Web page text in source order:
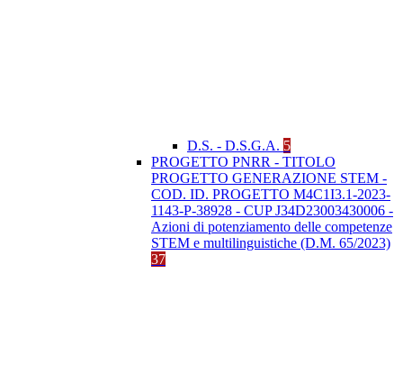
D.S. - D.S.G.A. 5
PROGETTO PNRR - TITOLO
PROGETTO GENERAZIONE STEM -
COD. ID. PROGETTO M4C1I3.1-2023-
1143-P-38928 - CUP J34D23003430006 -
Azioni di potenziamento delle competenze
STEM e multilinguistiche (D.M. 65/2023)
37